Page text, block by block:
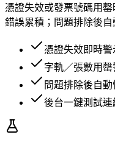
憑證失效或發票號碼用
錯誤累積；問題排除後
憑證失效即時警
字軌／張數用罄
問題排除後自動
後台一鍵測試連